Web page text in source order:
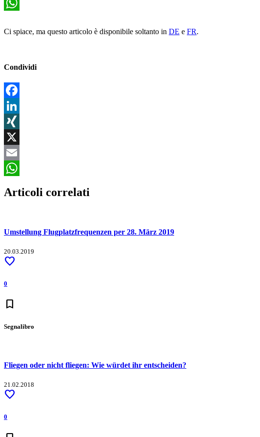
Email
Ci spiace, ma questo articolo è disponibile soltanto in DE e FR.
Condividi
Facebook
LinkedIn
XING
X
Email
Articoli correlati
Umstellung Flugplatzfrequenzen per 28. März 2019
20.03.2019
favorite
0
bookmark
Segnalibro
Fliegen oder nicht fliegen: Wie würdet ihr entscheiden?
21.02.2018
favorite
0